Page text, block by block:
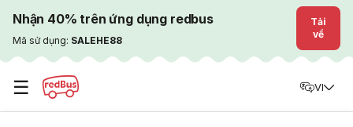
Nhận 40% trên ứng dụng redbus
Mã sử dụng: SALEHE88
Tải
về
☰ VI